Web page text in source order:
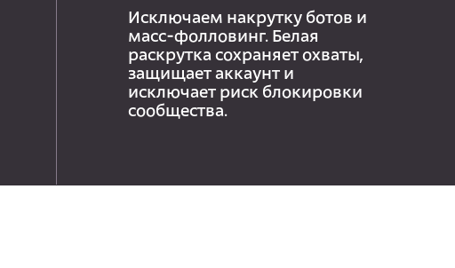
Исключаем накрутку ботов и
масс-фолловинг. Белая
раскрутка сохраняет охваты,
защищает аккаунт и
исключает риск блокировки
сообщества.